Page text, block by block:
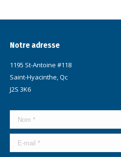
Notre adresse
1195 St-Antoine #118
Saint-Hyacinthe, Qc
J2S 3K6
Nom *
E-mail *